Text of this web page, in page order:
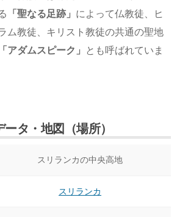
「聖なる足跡」 によって仏教徒、ヒ
ム教徒、キリスト教徒の共通の聖地
「アダムスピーク」
とも呼ばれていま
タ・地図（場所）
スリランカの中央高地
スリランカ